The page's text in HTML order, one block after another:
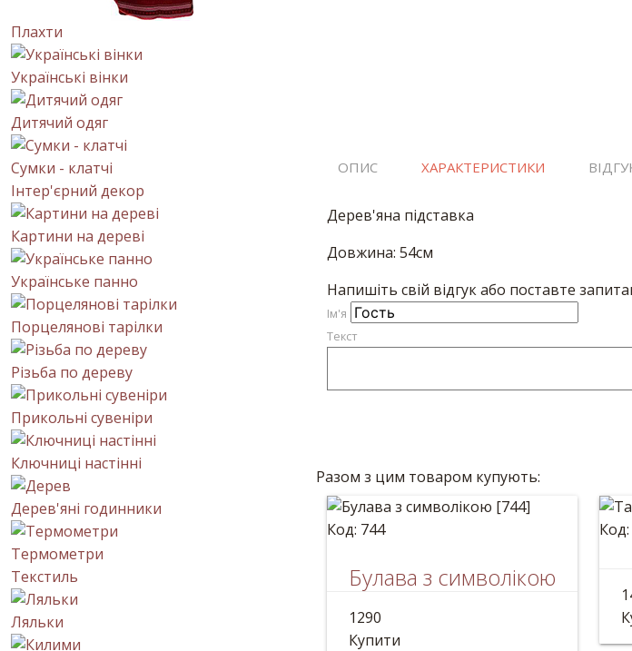
Плахти
Українські вінки
Дитячий одяг
Сумки - клатчі
Інтер'єрний декор
Картини на дереві
Українське панно
Порцелянові тарілки
Різьба по дереву
Прикольні сувеніри
Ключниці настінні
Дерев'яні годинники
Термометри
Текстиль
Ляльки
ОПИС ХАРАКТЕРИСТИКИ
Дерев'яна підставка
Довжина: 54см
Напишіть свій відгук або поставте
Iм'я
Текст
Разом з цим товаром купують:
Код: 744
Булава з символікою
Дерев'яна Булава
Довжина:50см
1290
Купити
Код: